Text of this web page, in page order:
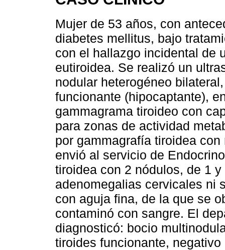
Mujer de 53 años, con
diabetes mellitus, bajo
con el hallazgo incidental de
eutiroidea. Se realizó un
nodular heterogéneo
funcionante (hipocaptante),
gammagrama tiroideo con
para zonas de actividad
por gammagrafía tiroidea
envió al servicio de
tiroidea con 2 nódulos, de 1
adenomegalias cervicales ni
con aguja fina, de la que se
contaminó con sangre. El
diagnosticó: bocio
tiroides funcionante,